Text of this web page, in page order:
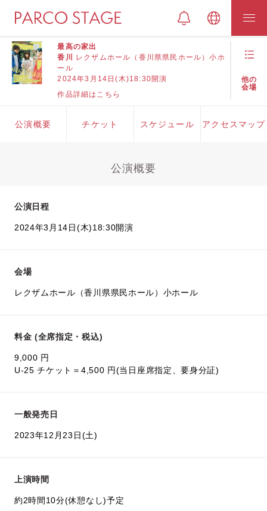
最高の家出
香川 レクザムホール（香川県県民ホール）小ホ
ール
2024年3月14日(木)18:30開演
作品詳細はこちら
他の
会場
公演概要 チケット スケジュール アクセスマップ
公演概要
公演日程
2024年3月14日(木)18:30開演
会場
レクザムホール（香川県県民ホール）小ホール
料金 (全席指定・税込)
9,000 円
U-25 チケット＝4,500 円(当日座席指定、要身分証)
一般発売日
2023年12月23日(土)
上演時間
約2時間10分(休憩なし)予定